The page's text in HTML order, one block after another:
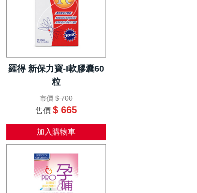
羅得 新保力寶-I軟膠囊60
粒
市價 $ 700
售價 $ 665
加入購物車